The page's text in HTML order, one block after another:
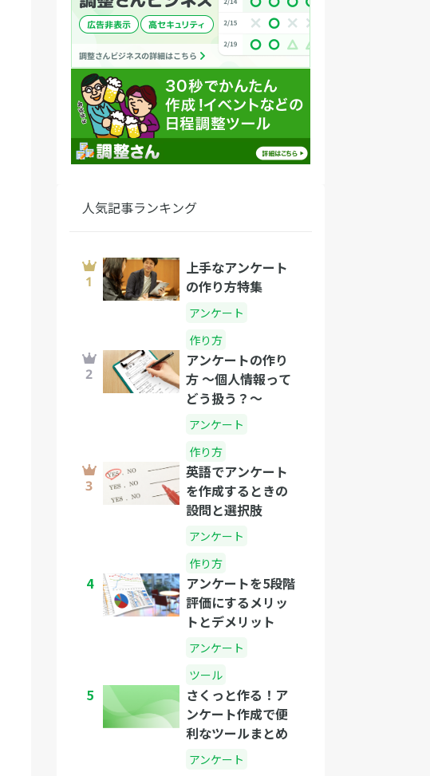
人気記事ランキング
上手なアンケート
の作り方特集
アンケート
作り方
アンケートの作り
方 〜個人情報って
どう扱う？〜
アンケート
作り方
英語でアンケート
を作成するときの
設問と選択肢
アンケート
作り方
4
アンケートを5段階
評価にするメリッ
トとデメリット
アンケート
ツール
5
さくっと作る！ア
ンケート作成で便
利なツールまとめ
アンケート